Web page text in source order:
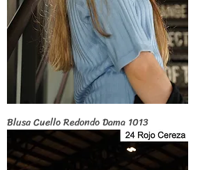
Blusa Cuello Redondo Dama 1013